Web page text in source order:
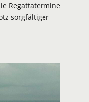
Regattatermine
sorgfältiger